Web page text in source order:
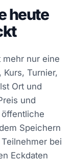
heute
mehr nur eine
Kurs, Turnier,
Ort und
und
Speichern
bei
Eckdaten